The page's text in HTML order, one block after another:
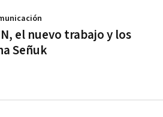
el nuevo trabajo y los
Señuk